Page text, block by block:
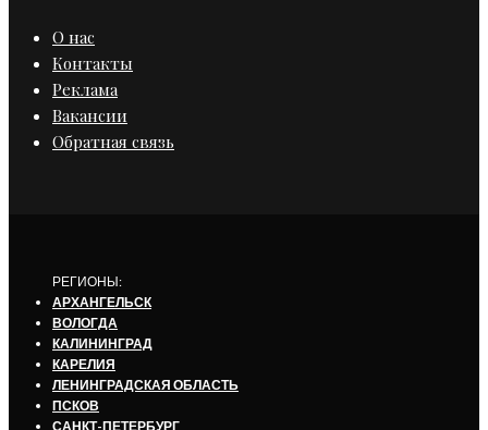
О нас
Контакты
Реклама
Вакансии
Обратная связь
РЕГИОНЫ:
АРХАНГЕЛЬСК
ВОЛОГДА
КАЛИНИНГРАД
КАРЕЛИЯ
ЛЕНИНГРАДСКАЯ ОБЛАСТЬ
ПСКОВ
САНКТ-ПЕТЕРБУРГ